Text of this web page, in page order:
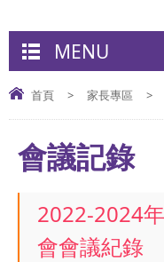
MENU
首頁 > 家長專區 >
會議記錄
2022-2024
會會議紀錄